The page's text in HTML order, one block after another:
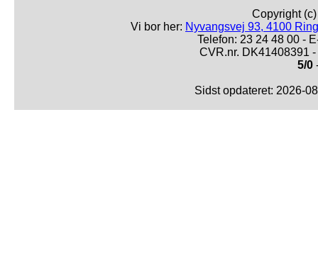
Copyright
Vi bor her: Nyvangsvej 93, 4100
Telefon: 23 24 48 00 -
CVR.nr. DK41408391
5/0
Sidst opdateret: 2026-